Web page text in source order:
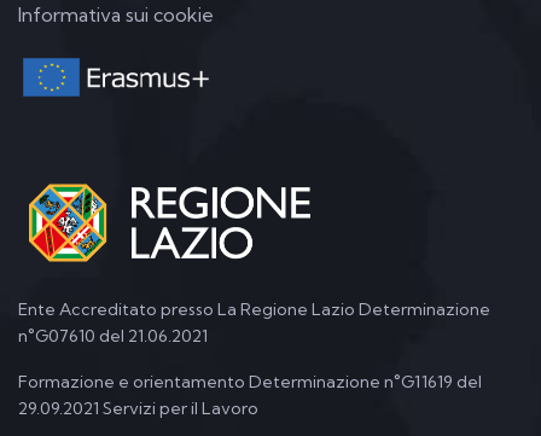
Informativa sui cookie
Ente Accreditato presso La Regione Lazio Determinazione
n°G07610 del 21.06.2021
Formazione e orientamento Determinazione n°G11619 del
29.09.2021 Servizi per il Lavoro